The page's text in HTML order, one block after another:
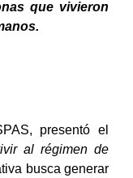
que vivieron
presentó el
al régimen de
busca generar